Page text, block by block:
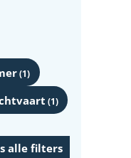
(1)
(1)